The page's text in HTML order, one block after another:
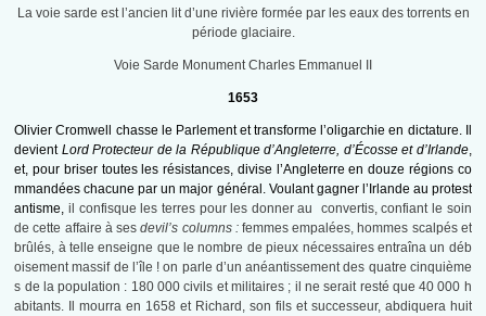
La voie sarde est l’ancien lit d’une rivière formée par les eaux des torrents en
période glaciaire.
Voie Sarde Monument Charles Emmanuel II
1653
Olivier Cromwell chasse le Parlement et transforme l’oligarchie en dictature. Il
devientLord Protecteur de la République d’Angleterre, d’Écosse et d’Irlande,
et, pour briser toutes les résistances, divise l’Angleterre en douze régions co
mmandées chacune par un major général. Voulant gagner l’Irlande au protest
antisme, il confisque les terres pour les donner au convertis, confiant le soin
de cette affaire à sesdevil’s columns : femmes empalées, hommes scalpés et
brûlés, à telle enseigne que le nombre de pieux nécessaires entraîna un déb
oisement massif de l’île ! on parle d’un anéantissement des quatre cinquième
s de la population : 180 000 civils et militaires ; il ne serait resté que 40 000 h
abitants. Il mourra en 1658 et Richard, son fils et successeur, abdiquera huit